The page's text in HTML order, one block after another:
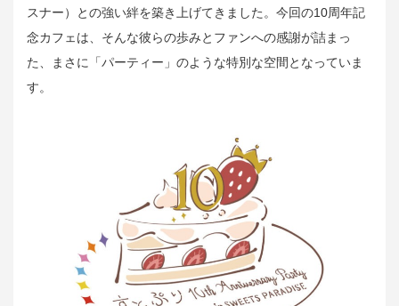
スナー）との強い絆を築き上げてきました。今回の10周年記
念カフェは、そんな彼らの歩みとファンへの感謝が詰まっ
た、まさに「パーティー」のような特別な空間となっていま
す。